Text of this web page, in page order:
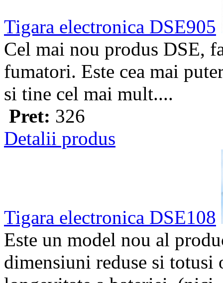
Tigara electronica DSE905
Cel mai nou produs DSE,
fumatori. Este cea mai
si tine cel mai mult....
Pret: 326
Detalii produs
Tigara electronica DSE108
Este un model nou al
dimensiuni reduse si totusi